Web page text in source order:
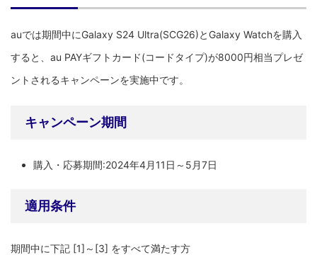
auでは期間中にGalaxy S24 Ultra(SCG26)とGalaxy Watchを購入
すると、au PAYギフトカード(コードタイプ)が8000円相当プレゼ
ントされるキャンペーンを実施中です。
キャンペーン期間
購入・応募期間:2024年4月11日～5月7日
適用条件
期間中に下記 [1]～[3] をすべて満たす方